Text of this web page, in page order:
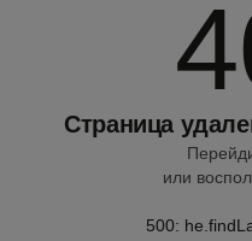
Страница
или
500: